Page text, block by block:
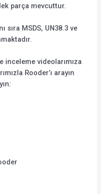
parça mevcuttur.
sıra MSDS, UN38.3 ve
inceleme videolarımıza
Rooder’ı arayın